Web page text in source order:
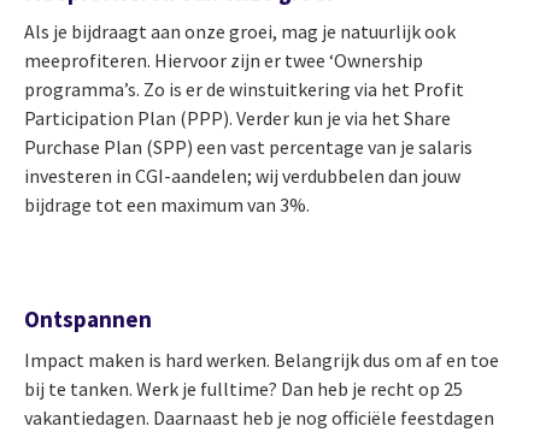
Als je bijdraagt aan onze groei, mag je natuurlijk ook
meeprofiteren. Hiervoor zijn er twee ‘Ownership
programma’s. Zo is er de winstuitkering via het Profit
Participation Plan (PPP). Verder kun je via het Share
Purchase Plan (SPP) een vast percentage van je salaris
investeren in CGI-aandelen; wij verdubbelen dan jouw
bijdrage tot een maximum van 3%.
Ontspannen
Impact maken is hard werken. Belangrijk dus om af en toe
bij te tanken. Werk je fulltime? Dan heb je recht op 25
vakantiedagen. Daarnaast heb je nog officiële feestdagen